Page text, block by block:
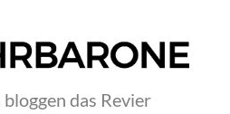
das Revier